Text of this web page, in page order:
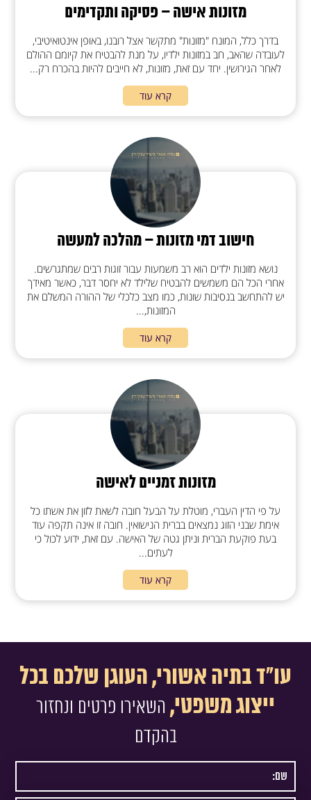
מזונות אישה – פסיקה ותקדימים
בדרך כלל, המונח "מזונות" מתקשר אצל רובנו, באופן אינטואיטיבי,
לעובדה שהאב, חב במזונות ילדיו, על מנת להבטיח את קיומם ההולם
לאחר הגירושין. יחד עם זאת, מזונות, לא חייבים להיות בהכרח רק...
קרא עוד
חישוב דמי מזונות – מהלכה למעשה
נושא מזונות ילדים הוא רב משמעות עבור זוגות רבים שמתגרשים.
אחרי הכל הם משמשים להבטיח שלילד לא יחסר דבר, כאשר מאידך
יש להתחשב בנסיבות שונות, כמו מצב כלכלי של ההורה המשלם את
המזונות,...
קרא עוד
מזונות זמניים לאישה
על פי הדין העברי, מוטלת על הבעל חובה לשאת לזון את אשתו כל
אימת שבני הזוג נמצאים בברית הנישואין. חובה זו אינה תקפה עוד
בעת פוקעת הברית וניתן גטה של האישה. עם זאת, ידוע לכול כי
לעתים...
קרא עוד
עו"ד בתיה אשורי, העוגן שלכם בכל
ייצוג משפטי, השאירו פרטים ונחזור
בהקדם